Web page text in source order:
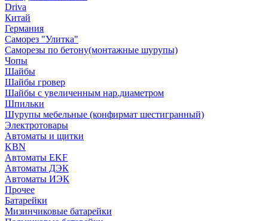
Driva
Китай
Германия
Саморез "Улитка"
Саморезы по бетону(монтажные шурупы)
Чопы
Шайбы
Шайбы гровер
Шайбы с увеличенным нар.диаметром
Шпильки
Шурупы мебельные (конфирмат шестигранный)
Электротовары
Автоматы и щитки
KBN
Автоматы EKF
Автоматы ДЭК
Автоматы ИЭК
Прочее
Батарейки
Мизинчиковые батарейки